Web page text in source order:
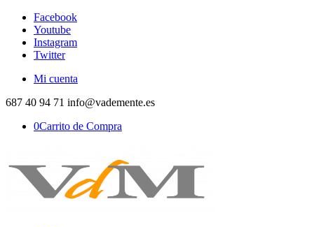
Facebook
Youtube
Instagram
Twitter
Mi cuenta
687 40 94 71 info@vademente.es
0Carrito de Compra